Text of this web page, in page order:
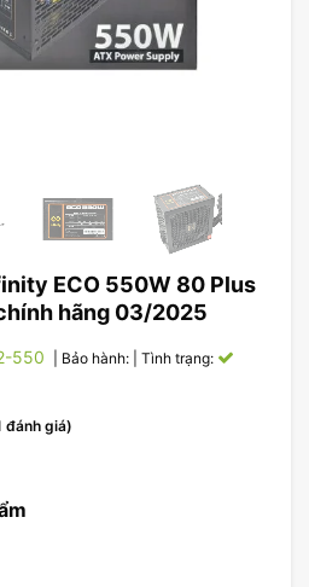
ECO 550W 80 Plus
hãng 03/2025
550 | Bảo hành: | Tình trạng:
đánh giá)